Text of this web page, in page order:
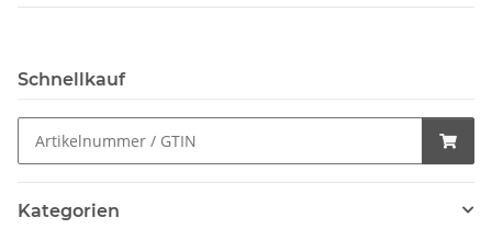
Schnellkauf
Kategorien